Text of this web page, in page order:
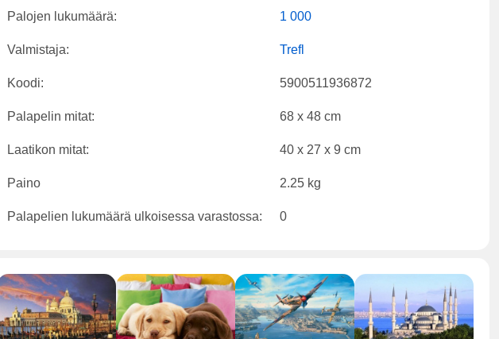
Palojen lukumäärä: 1 000
Valmistaja: Trefl
Koodi: 5900511936872
Palapelin mitat: 68 x 48 cm
Laatikon mitat: 40 x 27 x 9 cm
Paino 2.25 kg
Palapelien lukumäärä ulkoisessa varastossa: 0